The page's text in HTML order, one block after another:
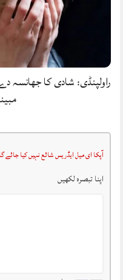
راولپنڈی: شادی کا
آپکا ای میل ایڈریس شائع نہیں کیا جائے گا
اپنا تبصرہ لکھیں